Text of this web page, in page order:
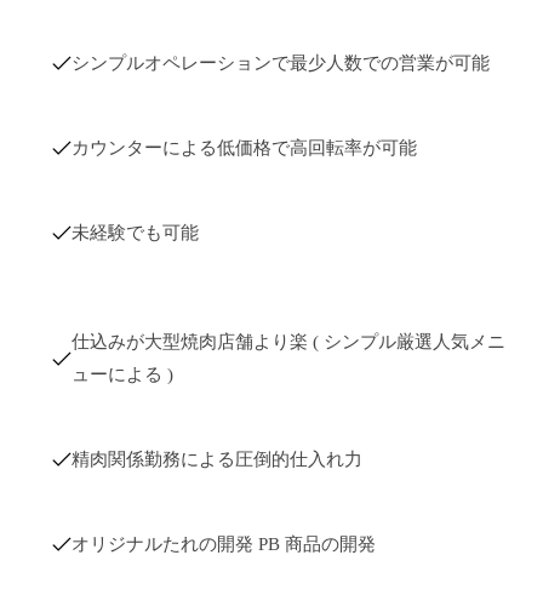
シンプルオペレーションで最少人数での営業が可能
カウンターによる低価格で高回転率が可能
未経験でも可能
仕込みが大型焼肉店舗より楽 ( シンプル厳選人気メニ
ューによる )
精肉関係勤務による圧倒的仕入れ力
オリジナルたれの開発 PB 商品の開発